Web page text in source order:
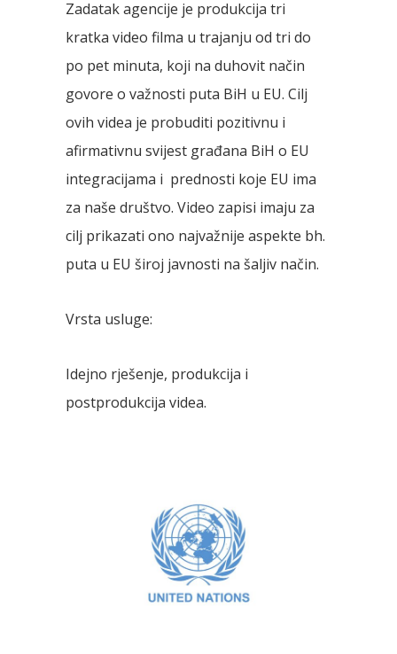
Zadatak agencije je produkcija tri
kratka video filma u trajanju od tri do
po pet minuta, koji na duhovit način
govore o važnosti puta BiH u EU. Cilj
ovih videa je probuditi pozitivnu i
afirmativnu svijest građana BiH o EU
integracijama i prednosti koje EU ima
za naše društvo. Video zapisi imaju za
cilj prikazati ono najvažnije aspekte bh.
puta u EU široj javnosti na šaljiv način.
Vrsta usluge:
Idejno rješenje, produkcija i
postprodukcija videa.